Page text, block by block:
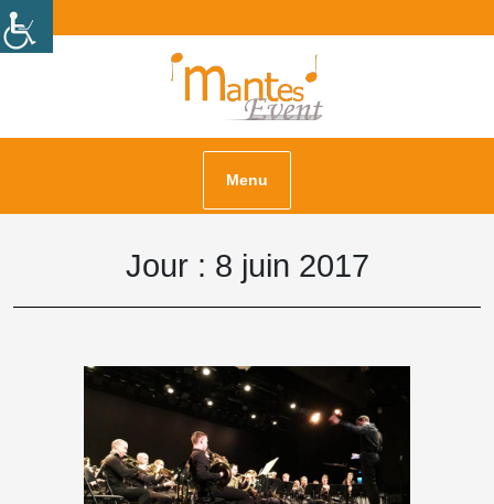
Skip
to
Menu
Jour : 8 juin 2017